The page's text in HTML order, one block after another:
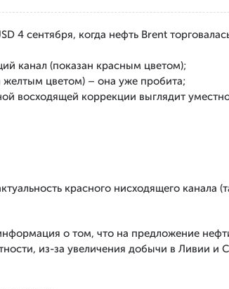
4 сентября, когда нефть Brent
канал (показан красным цветом);
цветом) – она уже пробита;
восходящей коррекции выглядит
красного нисходящего канала
о том, что на предложение
из-за увеличения добычи в Ливии и